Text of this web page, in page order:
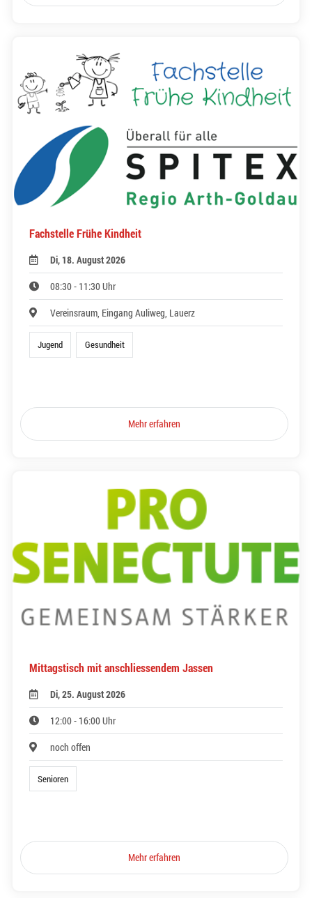
Fachstelle Frühe Kindheit
Di, 18. August 2026
08:30 - 11:30 Uhr
Vereinsraum, Eingang Auliweg, Lauerz
Jugend Gesundheit
Mehr erfahren
Mittagstisch mit anschliessendem Jassen
Di, 25. August 2026
12:00 - 16:00 Uhr
noch offen
Senioren
Mehr erfahren